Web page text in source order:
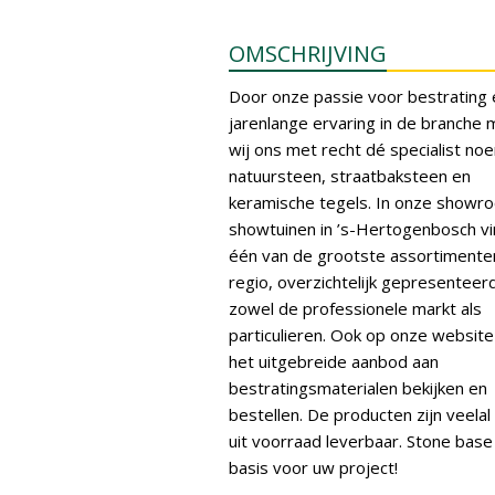
OMSCHRIJVING
Door onze passie voor bestrating
jarenlange ervaring in de branche
wij ons met recht dé specialist
natuursteen, straatbaksteen en
keramische tegels. In onze
showtuinen in ’s-Hertogenbosch
één van de grootste
regio, overzichtelijk
zowel de professionele markt als
particulieren. Ook op onze
het uitgebreide aanbod aan
bestratingsmaterialen bekijken en
bestellen. De producten zijn
uit voorraad leverbaar. Stone
basis voor uw project!